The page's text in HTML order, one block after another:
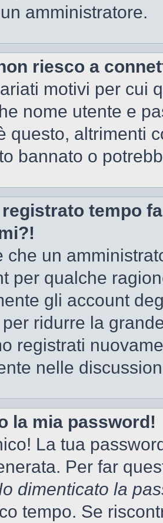
amministratore.
riesco a
motivi per cui
nome utente e
questo, altrimenti
bannato o
tempo
che un
per qualche
gli account
ridurre la
registrati
nelle
la mia password!
La tua
Per far
dimenticato la
tempo. Se